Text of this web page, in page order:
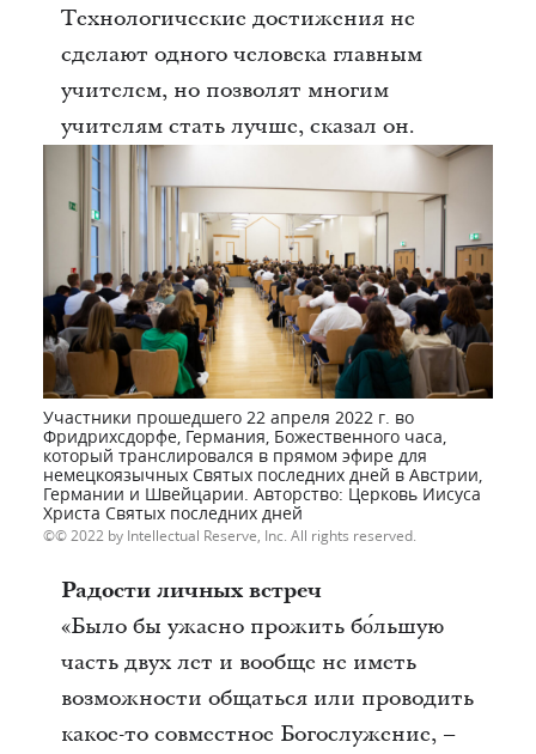
Технологические достижения не
сделают одного человека главным
учителем, но позволят многим
учителям стать лучше, сказал он.
Участники прошедшего 22 апреля 2022 г. во
Фридрихсдорфе, Германия, Божественного часа,
который транслировался в прямом эфире для
немецкоязычных Святых последних дней в Австрии,
Германии и Швейцарии. Авторство: Церковь Иисуса
Христа Святых последних дней
© 2022 by Intellectual Reserve, Inc. All rights reserved.
Радости личных встреч
«Было бы ужасно прожить бо́льшую
часть двух лет и вообще не иметь
возможности общаться или проводить
какое-то совместное Богослужение, –